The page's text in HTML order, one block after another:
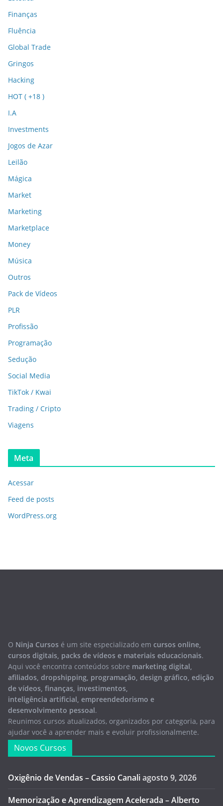
Finanças
Fluência
Global Trade
Gringos
Hacking
HOT ( +18 )
I.A
Investments
Jogos de Azar
Leilão
Mágica
Market
Marketing
Marketplace
Money
Música
Outros
Pack de Vídeos
PLR
Profissão
Programação
Sedução
Social Media
TikTok / Kwai
Trading / Cripto
Viagens
Meta
Acessar
Feed de posts
WordPress.org
O Ninja Cursos é um site especializado em cursos online,
cursos digitais, packs de vídeos e materiais educacionais.
Aqui você encontra conteúdos sobre marketing digital,
afiliados, dropshipping, programação, design gráfico, edição
de vídeos, finanças, investimentos,
inteligência artificial, empreendedorismo e
desenvolvimento pessoal.
Reunimos cursos atualizados, organizados por categoria, para
ajudar você a aprender mais e evoluir profissionalmente.
Novos Cursos
Oxigênio de Vendas – Cassio Canaliagosto 9, 2026
Memorização e Aprendizagem Acelerada – Alberto